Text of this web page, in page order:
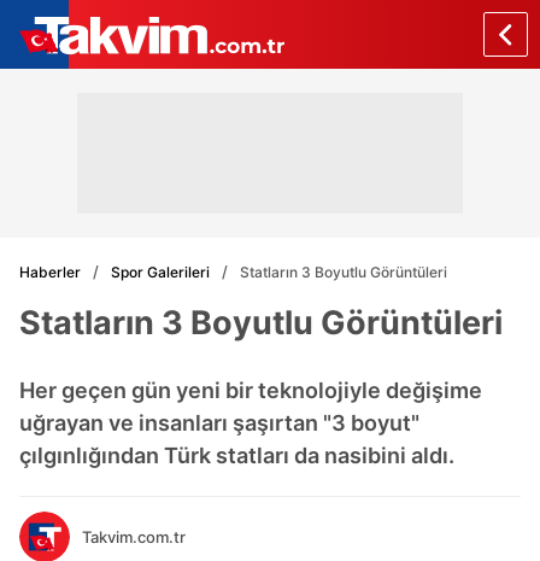
Haberler Spor Galerileri Statların 3 Boyutlu Görüntüleri
Statların 3 Boyutlu Görüntüleri
Her geçen gün yeni bir teknolojiyle değişime
uğrayan ve insanları şaşırtan "3 boyut"
çılgınlığından Türk statları da nasibini aldı.
Takvim.com.tr